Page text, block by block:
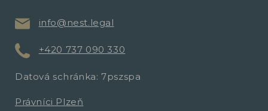
info@nest.legal
+420 737 090 330
Datová schránka: 7pszspa
Právníci Plzeň